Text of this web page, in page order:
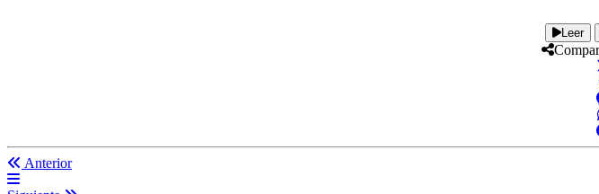
Leer
Anterior